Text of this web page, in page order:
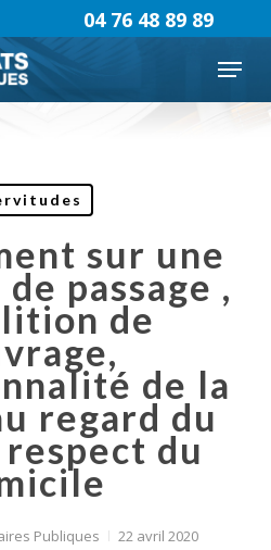
Menu
04 76 48 89 89
sur une
passage ,
de
de la
regard du
du
Publiques
22 avril 2020